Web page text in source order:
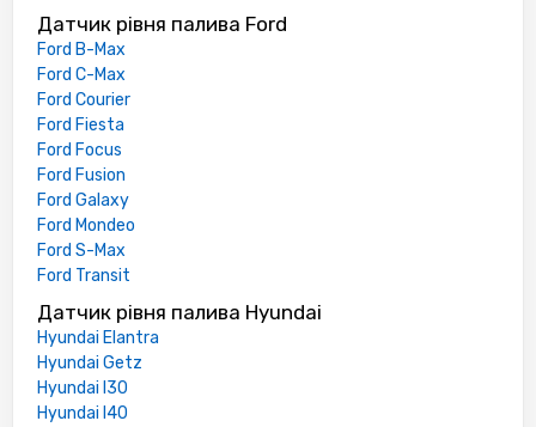
Датчик рівня палива Ford
Ford B-Max
Ford C-Max
Ford Courier
Ford Fiesta
Ford Focus
Ford Fusion
Ford Galaxy
Ford Mondeo
Ford S-Max
Ford Transit
Датчик рівня палива Hyundai
Hyundai Elantra
Hyundai Getz
Hyundai I30
Hyundai I40